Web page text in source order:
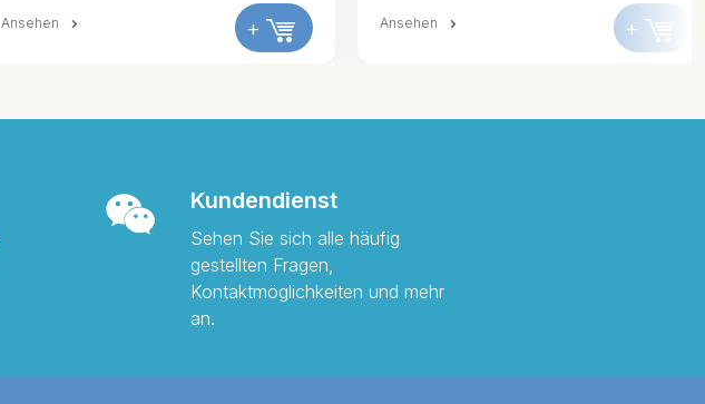
Ansehen + Ansehen +
Kundendienst
Sehen Sie sich alle häufig
gestellten Fragen,
Kontaktmöglichkeiten und mehr
an.